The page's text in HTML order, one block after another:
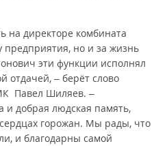
на директоре комбината
предприятия, но и за жизнь
эти функции исполнял
отдачей, – берёт слово
Павел Шиляев. –
и добрая людская память,
горожан. Мы рады, что
и благодарны самой